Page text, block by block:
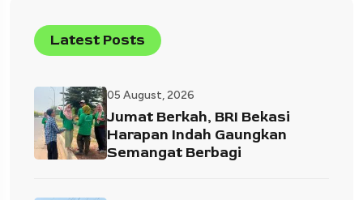
Latest Posts
05 August, 2026
Jumat Berkah, BRI Bekasi
Harapan Indah Gaungkan
Semangat Berbagi